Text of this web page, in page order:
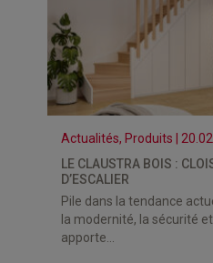
Actualités, Produits |
LE CLAUSTRA BOIS :
D’ESCALIER
Pile dans la tendance
la modernité, la sécurité et
apporte...